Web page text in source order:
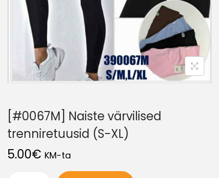
[#0067M] Naiste värvilised
trenniretuusid (S-XL)
5.00€ KM-ta